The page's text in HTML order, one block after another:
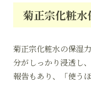
菊正宗化粧
菊正宗化粧水の保湿
分がしっかり浸透し
報告もあり、「使う